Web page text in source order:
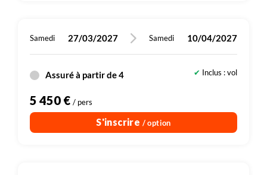
Samedi 27/03/2027 Samedi 10/04/2027
Assuré à partir de 4 Inclus : vol
5 450 € / pers
S'inscrire / option